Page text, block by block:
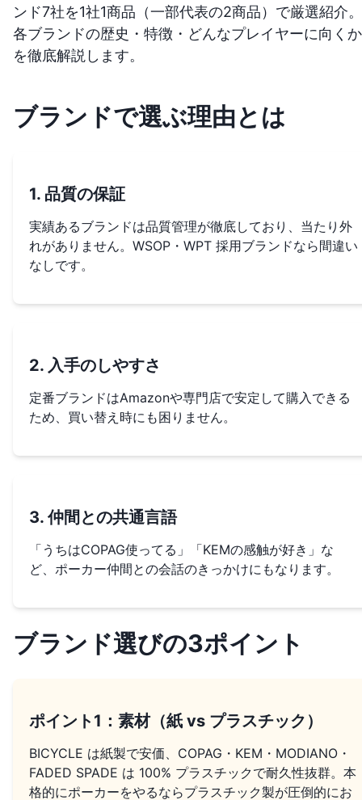
ンド7社を1社1商品（一部代表の2商品）で厳選紹介。
各ブランドの歴史・特徴・どんなプレイヤーに向くか
を徹底解説します。
ブランドで選ぶ理由とは
1. 品質の保証
実績あるブランドは品質管理が徹底しており、当たり外
れがありません。WSOP・WPT 採用ブランドなら間違い
なしです。
2. 入手のしやすさ
定番ブランドはAmazonや専門店で安定して購入できる
ため、買い替え時にも困りません。
3. 仲間との共通言語
「うちはCOPAG使ってる」「KEMの感触が好き」な
ど、ポーカー仲間との会話のきっかけにもなります。
ブランド選びの3ポイント
ポイント1：素材（紙 vs プラスチック）
BICYCLE は紙製で安価、COPAG・KEM・MODIANO・
FADED SPADE は 100% プラスチックで耐久性抜群。本
格的にポーカーをやるならプラスチック製が圧倒的にお